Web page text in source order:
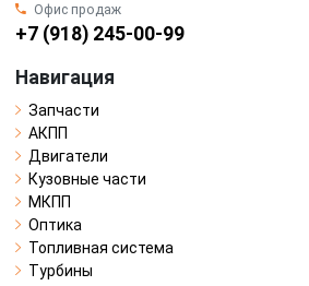
Офис продаж
+7 (918) 245-00-99
Навигация
Запчасти
АКПП
Двигатели
Кузовные части
МКПП
Оптика
Топливная система
Турбины